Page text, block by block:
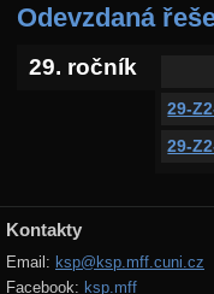
Odevzdaná
29. ročník
29-
29-
Kontakty
Email: ksp@ksp.mff.cuni.cz
Facebook: ksp.mff